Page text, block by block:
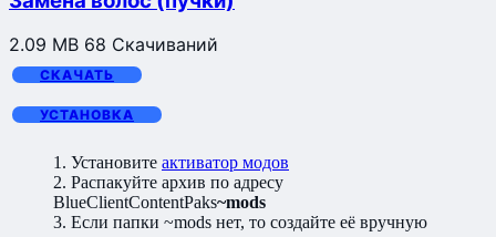
2.09 MB 68 Скачиваний
СКАЧАТЬ
УСТАНОВКА
1. Установите активатор модов
2. Распакуйте архив по адресу
BlueClientContentPaks~mods
3. Если папки ~mods нет, то создайте её вручную